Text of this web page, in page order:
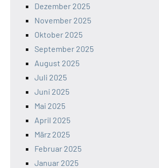
Dezember 2025
November 2025
Oktober 2025
September 2025
August 2025
Juli 2025
Juni 2025
Mai 2025
April 2025
März 2025
Februar 2025
Januar 2025